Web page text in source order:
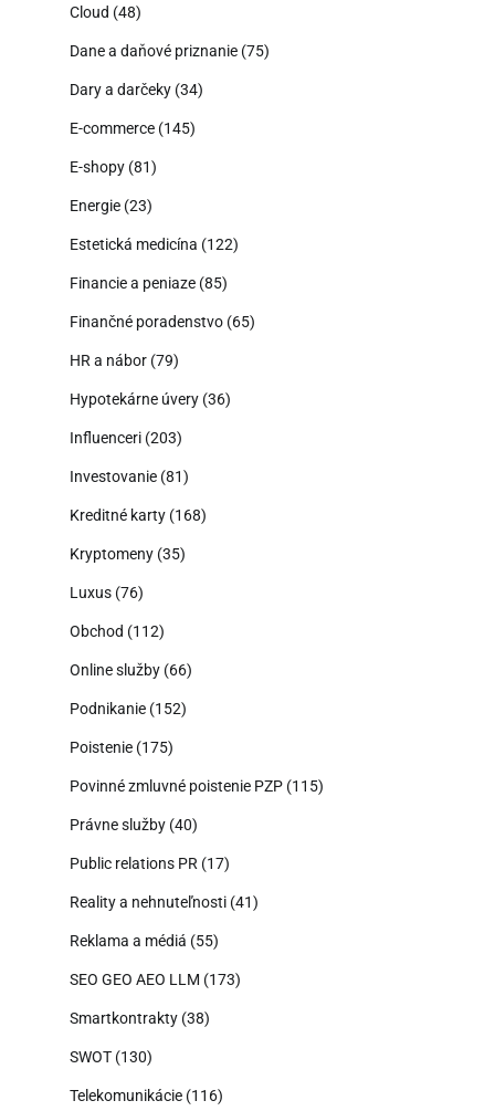
Cloud (48)
Dane a daňové priznanie (75)
Dary a darčeky (34)
E-commerce (145)
E-shopy (81)
Energie (23)
Estetická medicína (122)
Financie a peniaze (85)
Finančné poradenstvo (65)
HR a nábor (79)
Hypotekárne úvery (36)
Influenceri (203)
Investovanie (81)
Kreditné karty (168)
Kryptomeny (35)
Luxus (76)
Obchod (112)
Online služby (66)
Podnikanie (152)
Poistenie (175)
Povinné zmluvné poistenie PZP (115)
Právne služby (40)
Public relations PR (17)
Reality a nehnuteľnosti (41)
Reklama a médiá (55)
SEO GEO AEO LLM (173)
Smartkontrakty (38)
SWOT (130)
Telekomunikácie (116)